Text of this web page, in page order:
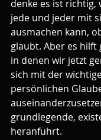
denke es ist richtig,
jede und jeder mit
ausmachen kann,
glaubt. Aber es hilft
in denen wir jetzt
sich mit der
persönlichen
grundlegende,
heranführt.